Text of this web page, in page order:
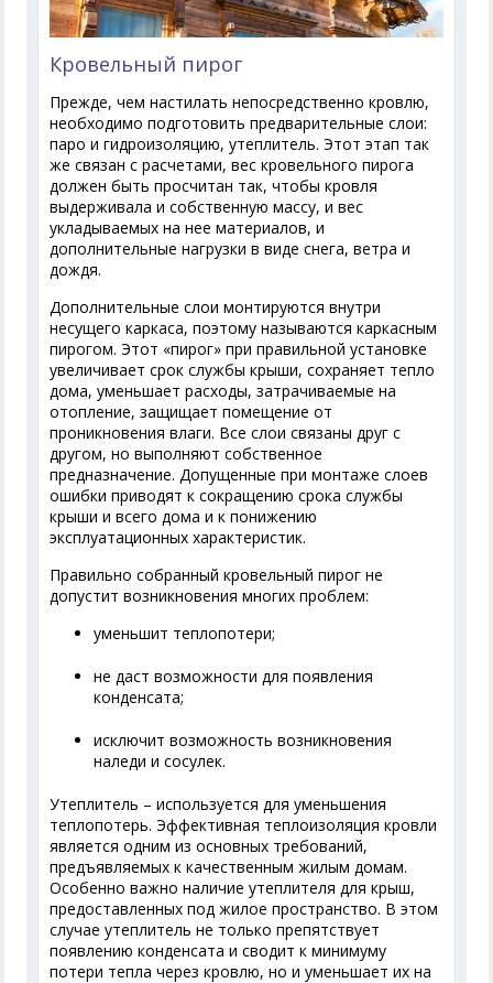
Кровельный пирог
Прежде, чем настилать непосредственно кровлю,
необходимо подготовить предварительные слои:
паро и гидроизоляцию, утеплитель. Этот этап так
же связан с расчетами, вес кровельного пирога
должен быть просчитан так, чтобы кровля
выдерживала и собственную массу, и вес
укладываемых на нее материалов, и
дополнительные нагрузки в виде снега, ветра и
дождя.
Дополнительные слои монтируются внутри
несущего каркаса, поэтому называются каркасным
пирогом. Этот «пирог» при правильной установке
увеличивает срок службы крыши, сохраняет тепло
дома, уменьшает расходы, затрачиваемые на
отопление, защищает помещение от
проникновения влаги. Все слои связаны друг с
другом, но выполняют собственное
предназначение. Допущенные при монтаже слоев
ошибки приводят к сокращению срока службы
крыши и всего дома и к понижению
эксплуатационных характеристик.
Правильно собранный кровельный пирог не
допустит возникновения многих проблем:
уменьшит теплопотери;
не даст возможности для появления
конденсата;
исключит возможность возникновения
наледи и сосулек.
Утеплитель – используется для уменьшения
теплопотерь. Эффективная теплоизоляция кровли
является одним из основных требований,
предъявляемых к качественным жилым домам.
Особенно важно наличие утеплителя для крыш,
предоставленных под жилое пространство. В этом
случае утеплитель не только препятствует
появлению конденсата и сводит к минимуму
потери тепла через кровлю, но и уменьшает их на